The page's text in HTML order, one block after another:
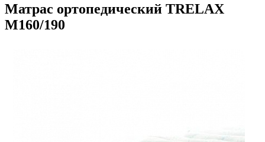
Матрас ортопедический TRELAX
М160/190